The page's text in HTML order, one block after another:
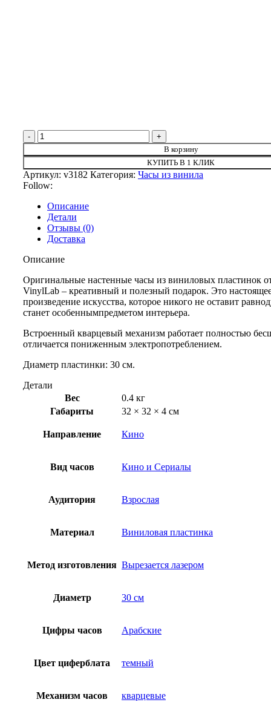
Количество товара Бегущий по лезвию
В корзину
КУПИТЬ В 1 КЛИК
Артикул: v3182 Категория: Часы из винила
Follow:
Описание
Детали
Отзывы (0)
Доставка
Описание
Оригинальные настенные часы из виниловых пластинок
VinylLab – креативный и полезный подарок. Это
произведение искусства, которое никого не оставит
станет особеннымпредметом интерьера.
Встроенный кварцевый механизм работает полностью
отличается пониженным электропотреблением.
Диаметр пластинки: 30 см.
Детали
Вес
0.4 кг
Габариты
32 × 32 × 4 см
Направление Кино
Вид часов Кино и Сериалы
Аудитория Взрослая
Материал Виниловая пластинка
Метод изготовления Вырезается лазером
Диаметр 30 см
Цифры часов Арабские
Цвет циферблата темный
Механизм часов кварцевые